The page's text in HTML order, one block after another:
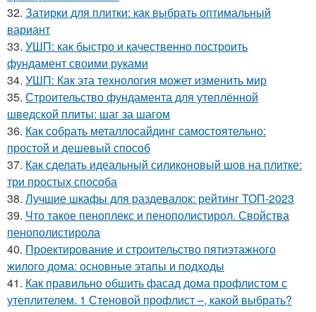
32. Затирки для плитки: как выбрать оптимальный
вариант
33. УШП: как быстро и качественно построить
фундамент своими руками
34. УШП: Как эта технология может изменить мир
35. Строительство фундамента для утеплённой
шведской плиты: шаг за шагом
36. Как собрать металлосайдинг самостоятельно:
простой и дешевый способ
37. Как сделать идеальный силиконовый шов на плитке:
три простых способа
38. Лучшие шкафы для раздевалок: рейтинг ТОП-2023
39. Что такое пеноплекс и пенополистирол. Свойства
пенополистирола
40. Проектирование и строительство пятиэтажного
жилого дома: основные этапы и подходы
41. Как правильно обшить фасад дома профлистом с
утеплителем. 1 Стеновой профлист –, какой выбрать?